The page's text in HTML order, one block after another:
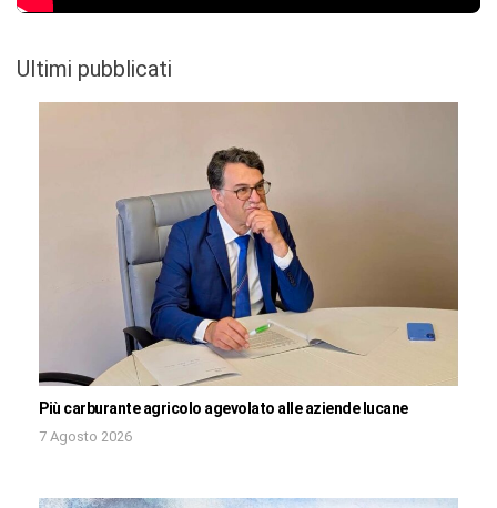
Ultimi pubblicati
Più carburante agricolo agevolato alle aziende lucane
7 Agosto 2026